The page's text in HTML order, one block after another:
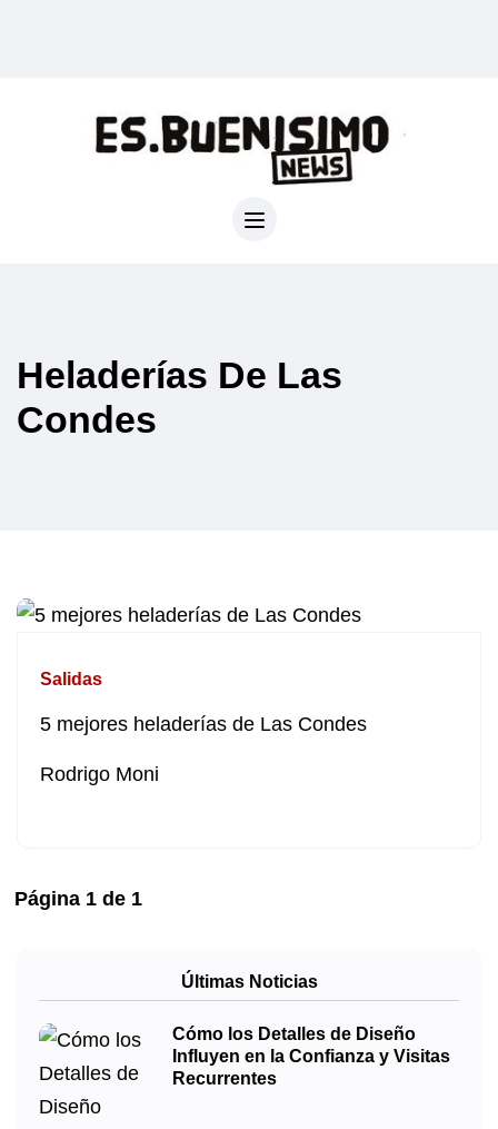
Heladerías De Las
Condes
Salidas
5 mejores heladerías de Las Condes
Rodrigo Moni
Página 1 de 1
Últimas Noticias
Cómo los Detalles de Diseño
Influyen en la Confianza y Visitas
Recurrentes